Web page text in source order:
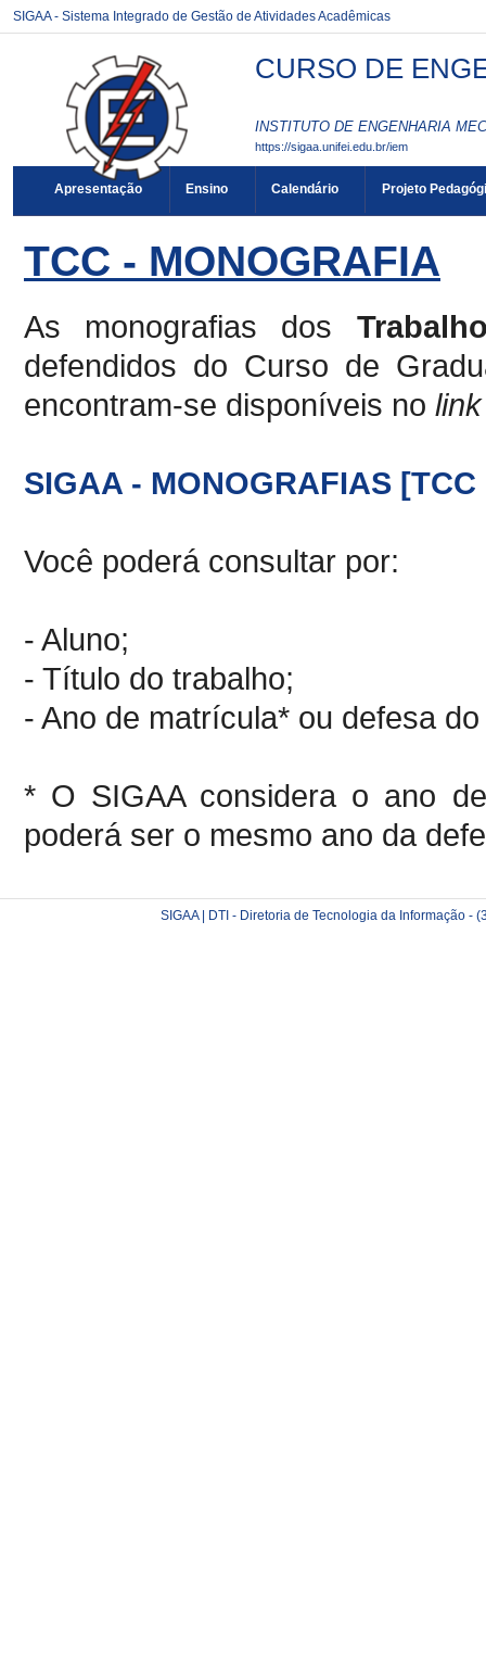
SIGAA - Sistema Integrado de Gestão de Atividades Acadêmicas
CURSO DE
INSTITUTO DE ENGENHARIA
https://sigaa.unifei.edu.br/iem
Apresentação Ensino Calendário Projeto
TCC - MONOGRAFIA
As monografias dos
defendidos do Curso de
encontram-se disponíveis no link
SIGAA - MONOGRAFIAS [TCC
Você poderá consultar por:
- Aluno;
- Título do trabalho;
- Ano de matrícula* ou defesa
* O SIGAA considera o ano
poderá ser o mesmo ano da
SIGAA | DTI - Diretoria de Tecnologia da Informação